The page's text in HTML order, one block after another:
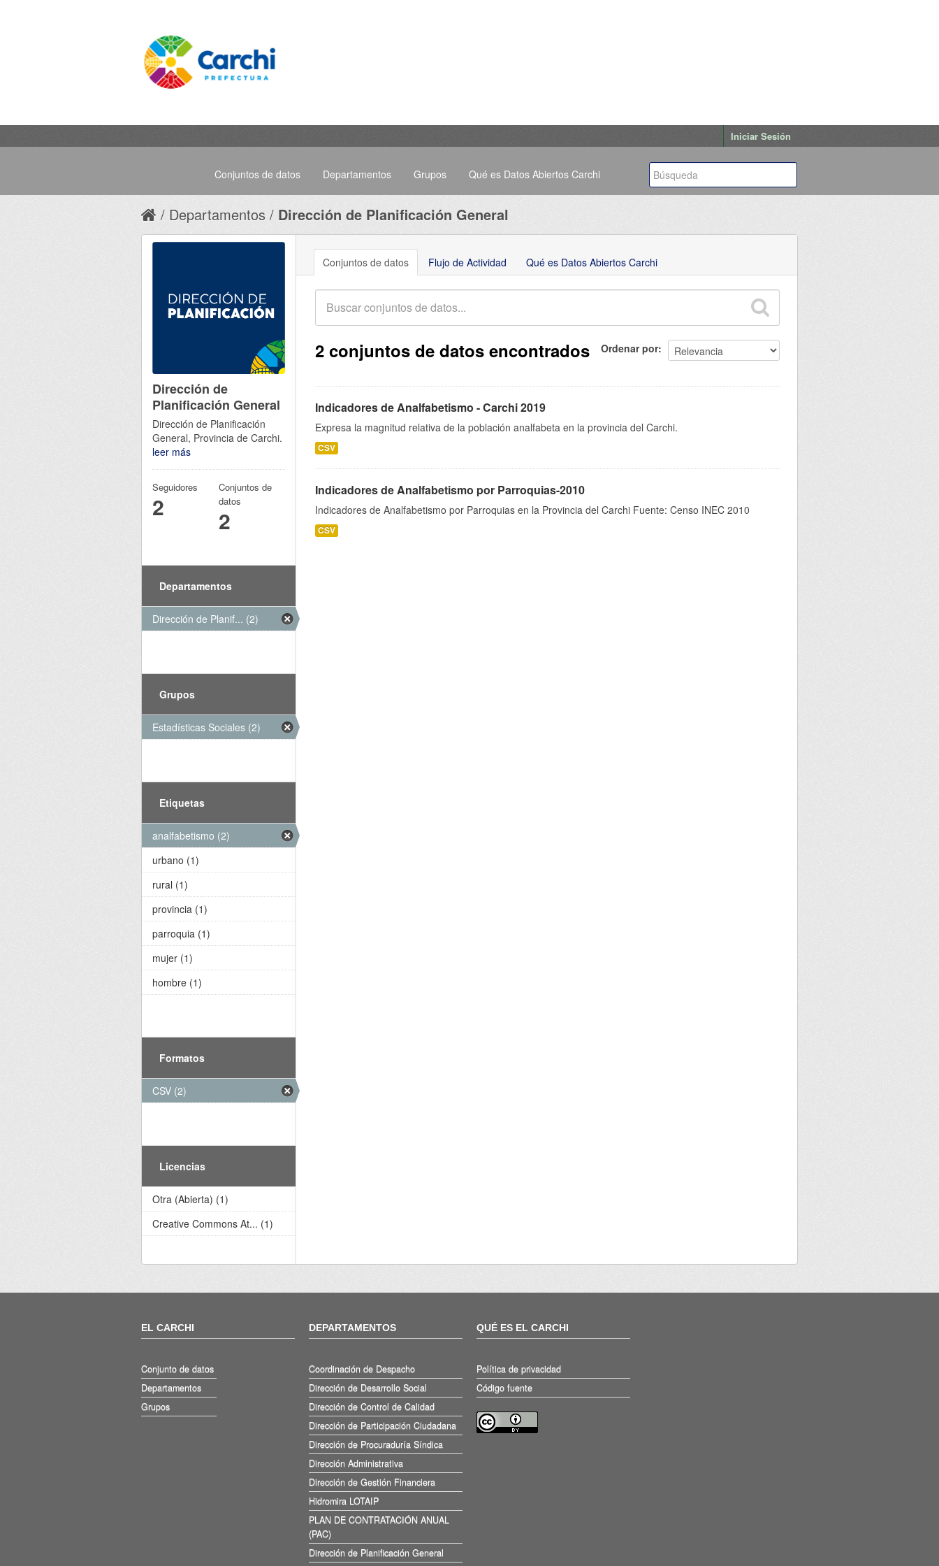
Iniciar Sesión
Conjuntos de datos Departamentos Grupos Qué es Datos Abiertos Carchi
Departamentos Dirección de Planificación General
Conjuntos de datos Flujo de Actividad Qué es Datos Abiertos Carchi
Ordenar por
2 conjuntos de datos encontrados
Indicadores de Analfabetismo - Carchi 2019
Expresa la magnitud relativa de la población analfabeta en la provincia del Carchi.
CSV
Indicadores de Analfabetismo por Parroquias-2010
Indicadores de Analfabetismo por Parroquias en la Provincia del Carchi Fuente: Censo INEC 2010
CSV
Dirección de
Planificación General
Dirección de Planificación
General, Provincia de Carchi.
leer más
Seguidores
2
Conjuntos de
datos
2
Departamentos
Dirección de Planif... (2)
Grupos
Estadísticas Sociales (2)
Etiquetas
analfabetismo (2)
urbano (1)
rural (1)
provincia (1)
parroquia (1)
mujer (1)
hombre (1)
Formatos
CSV (2)
Licencias
Otra (Abierta) (1)
Creative Commons At... (1)
EL CARCHI
Conjunto de datos
Departamentos
Grupos
DEPARTAMENTOS
Coordinación de Despacho
Dirección de Desarrollo Social
Dirección de Control de Calidad
Dirección de Participación Ciudadana
Dirección de Procuraduría Síndica
Dirección Administrativa
Dirección de Gestión Financiera
Hidromira LOTAIP
PLAN DE CONTRATACIÓN ANUAL
(PAC)
Dirección de Planificación General
QUÉ ES EL CARCHI
Política de privacidad
Código fuente